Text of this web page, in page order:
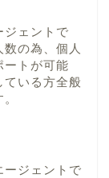
ジェントで
の為、個人
ートが可能
いる方全般
ージェントで